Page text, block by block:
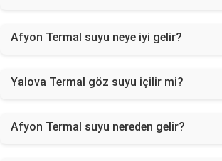
Afyon Termal suyu neye iyi gelir?
Yalova Termal göz suyu içilir mi?
Afyon Termal suyu nereden gelir?